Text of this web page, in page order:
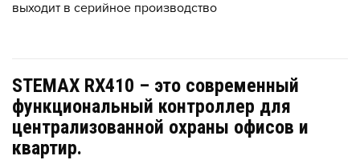
STEMAX RX410 – это cовременный
функциональный контроллер для
централизованной охраны офисов и
квартир.